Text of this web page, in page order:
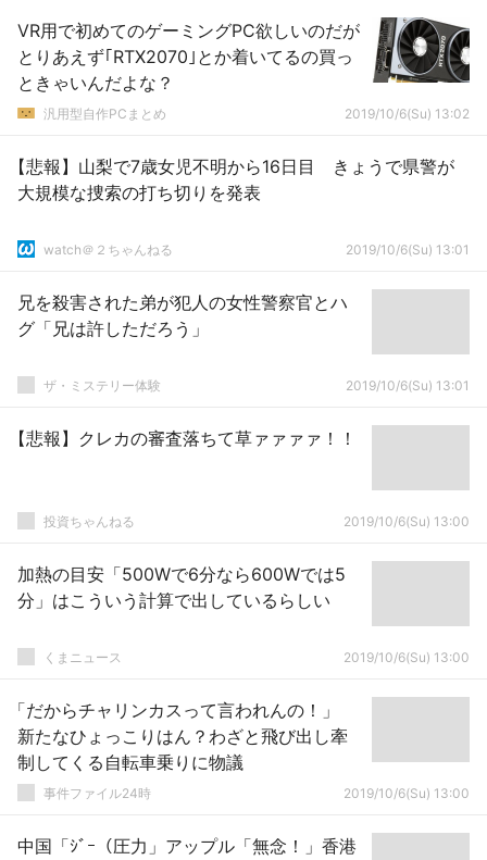
VR用で初めてのゲーミングPC欲しいのだが
とりあえず｢RTX2070｣とか着いてるの買っ
ときゃいんだよな？
汎用型自作PCまとめ 2019/10/6(Su) 13:02
【悲報】山梨で7歳女児不明から16日目 きょうで県警が
大規模な捜索の打ち切りを発表
watch＠２ちゃんねる 2019/10/6(Su) 13:01
兄を殺害された弟が犯人の女性警察官とハ
グ「兄は許しただろう」
ザ・ミステリー体験 2019/10/6(Su) 13:01
【悲報】クレカの審査落ちて草ァァァァ！！
投資ちゃんねる 2019/10/6(Su) 13:00
加熱の目安「500Wで6分なら600Wでは5
分」はこういう計算で出しているらしい
くまニュース 2019/10/6(Su) 13:00
「だからチャリンカスって言われんの！」
新たなひょっこりはん？わざと飛び出し牽
制してくる自転車乗りに物議
事件ファイル24時 2019/10/6(Su) 13:00
中国「ｼﾞｰ（圧力」アップル「無念！」香港